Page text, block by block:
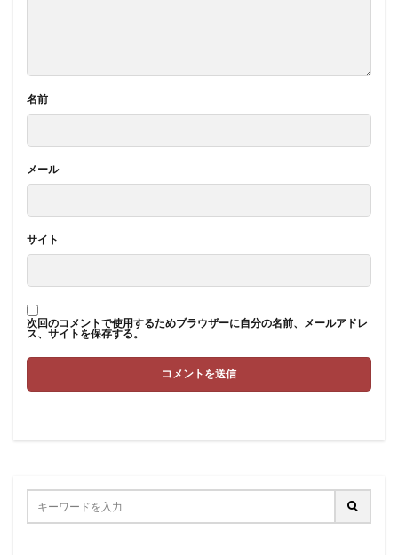
名前
メール
サイト
次回のコメントで使用するためブラウザーに自分の名前、メールアドレ
ス、サイトを保存する。